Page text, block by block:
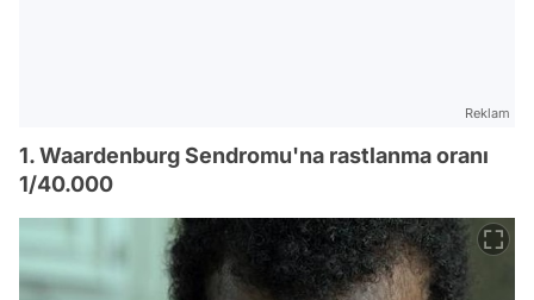
Reklam
1. Waardenburg Sendromu'na rastlanma oranı
1/40.000